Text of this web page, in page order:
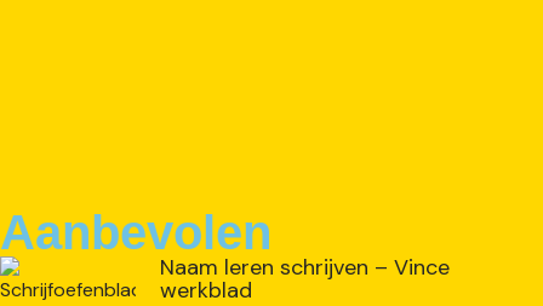
Aanbevolen
Naam leren schrijven – Vince
werkblad